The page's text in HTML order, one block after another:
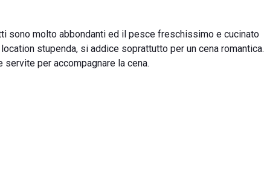
sono molto abbondanti ed il pesce freschissimo e cucinato
stupenda, si addice soprattutto per un cena romantica.
per accompagnare la cena.